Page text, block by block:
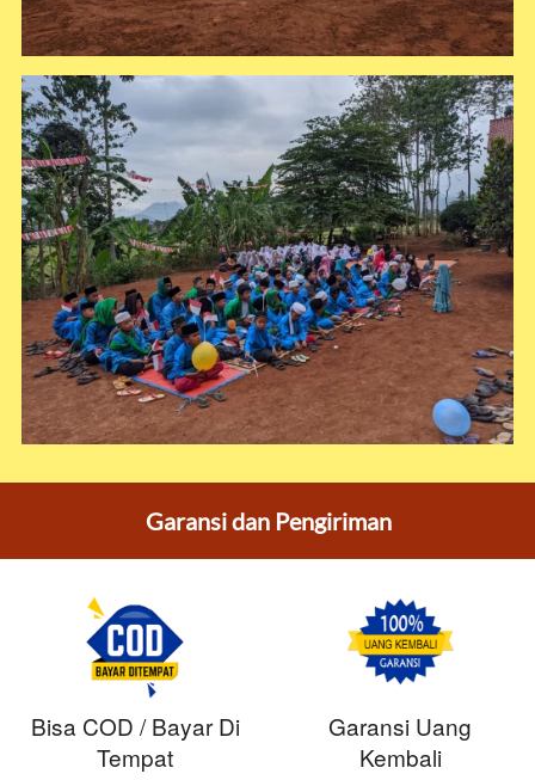
Garansi dan Pengiriman
Bisa COD / Bayar Di
Tempat
Garansi Uang
Kembali